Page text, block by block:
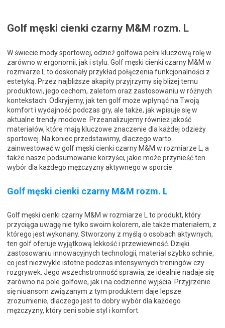
Golf męski cienki czarny M&M rozm. L
W świecie mody sportowej, odzież golfowa pełni kluczową rolę w
zarówno w ergonomii, jak i stylu. Golf męski cienki czarny M&M w
rozmiarze L to doskonały przykład połączenia funkcjonalności z
estetyką. Przez najbliższe akapity przyjrzymy się bliżej temu
produktowi, jego cechom, zaletom oraz zastosowaniu w różnych
kontekstach. Odkryjemy, jak ten golf może wpłynąć na Twoją
komfort i wydajność podczas gry, ale także, jak wpisuje się w
aktualne trendy modowe. Przeanalizujemy również jakość
materiałów, które mają kluczowe znaczenie dla każdej odzieży
sportowej. Na koniec przedstawimy, dlaczego warto
zainwestować w golf męski cienki czarny M&M w rozmiarze L, a
także nasze podsumowanie korzyści, jakie może przynieść ten
wybór dla każdego mężczyzny aktywnego w sporcie.
Golf męski cienki czarny M&M rozm. L
Golf męski cienki czarny M&M w rozmiarze L to produkt, który
przyciąga uwagę nie tylko swoim kolorem, ale także materiałem, z
którego jest wykonany. Stworzony z myślą o osobach aktywnych,
ten golf oferuje wyjątkową lekkość i przewiewność. Dzięki
zastosowaniu innowacyjnych technologii, materiał szybko schnie,
co jest niezwykle istotne podczas intensywnych treningów czy
rozgrywek. Jego wszechstronność sprawia, że idealnie nadaje się
zarówno na pole golfowe, jak i na codzienne wyjścia. Przyjrzenie
się niuansom związanym z tym produktem daje lepsze
zrozumienie, dlaczego jest to dobry wybór dla każdego
mężczyzny, który ceni sobie styl i komfort.